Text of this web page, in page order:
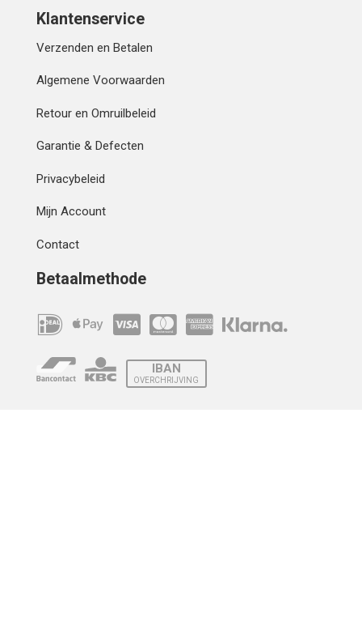
Klantenservice
Verzenden en Betalen
Algemene Voorwaarden
Retour en Omruilbeleid
Garantie & Defecten
Privacybeleid
Mijn Account
Contact
Betaalmethode
IBAN
OVERCHRIJVING